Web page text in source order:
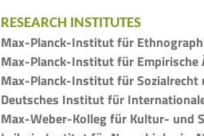
RESEARCH INSTITUTES
Max-Planck-Institut für
Max-Planck-Institut für Empirische
Max-Planck-Institut für Sozialrecht
Deutsches Institut für
Max-Weber-Kolleg für Kultur- und